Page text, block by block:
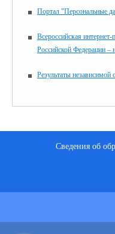
Портал "Персональные
Всероссийская
Российской Федерации –
Результаты независимой
Сведения об